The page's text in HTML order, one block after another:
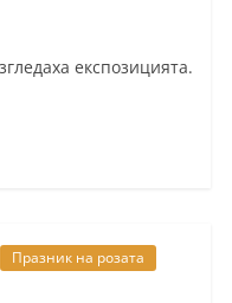
експозицията.
Празник на розата